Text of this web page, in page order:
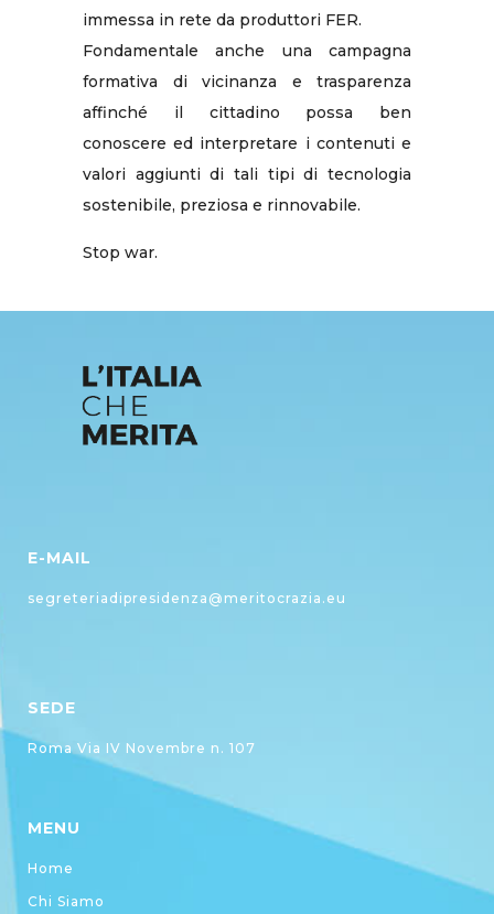
immessa in rete da produttori FER.
Fondamentale anche una campagna
formativa di vicinanza e trasparenza
affinché il cittadino possa ben
conoscere ed interpretare i contenuti e
valori aggiunti di tali tipi di tecnologia
sostenibile, preziosa e rinnovabile.
Stop war.
E-MAIL
segreteriadipresidenza@meritocrazia.eu
SEDE
Roma Via IV Novembre n. 107
MENU
Home
Chi Siamo